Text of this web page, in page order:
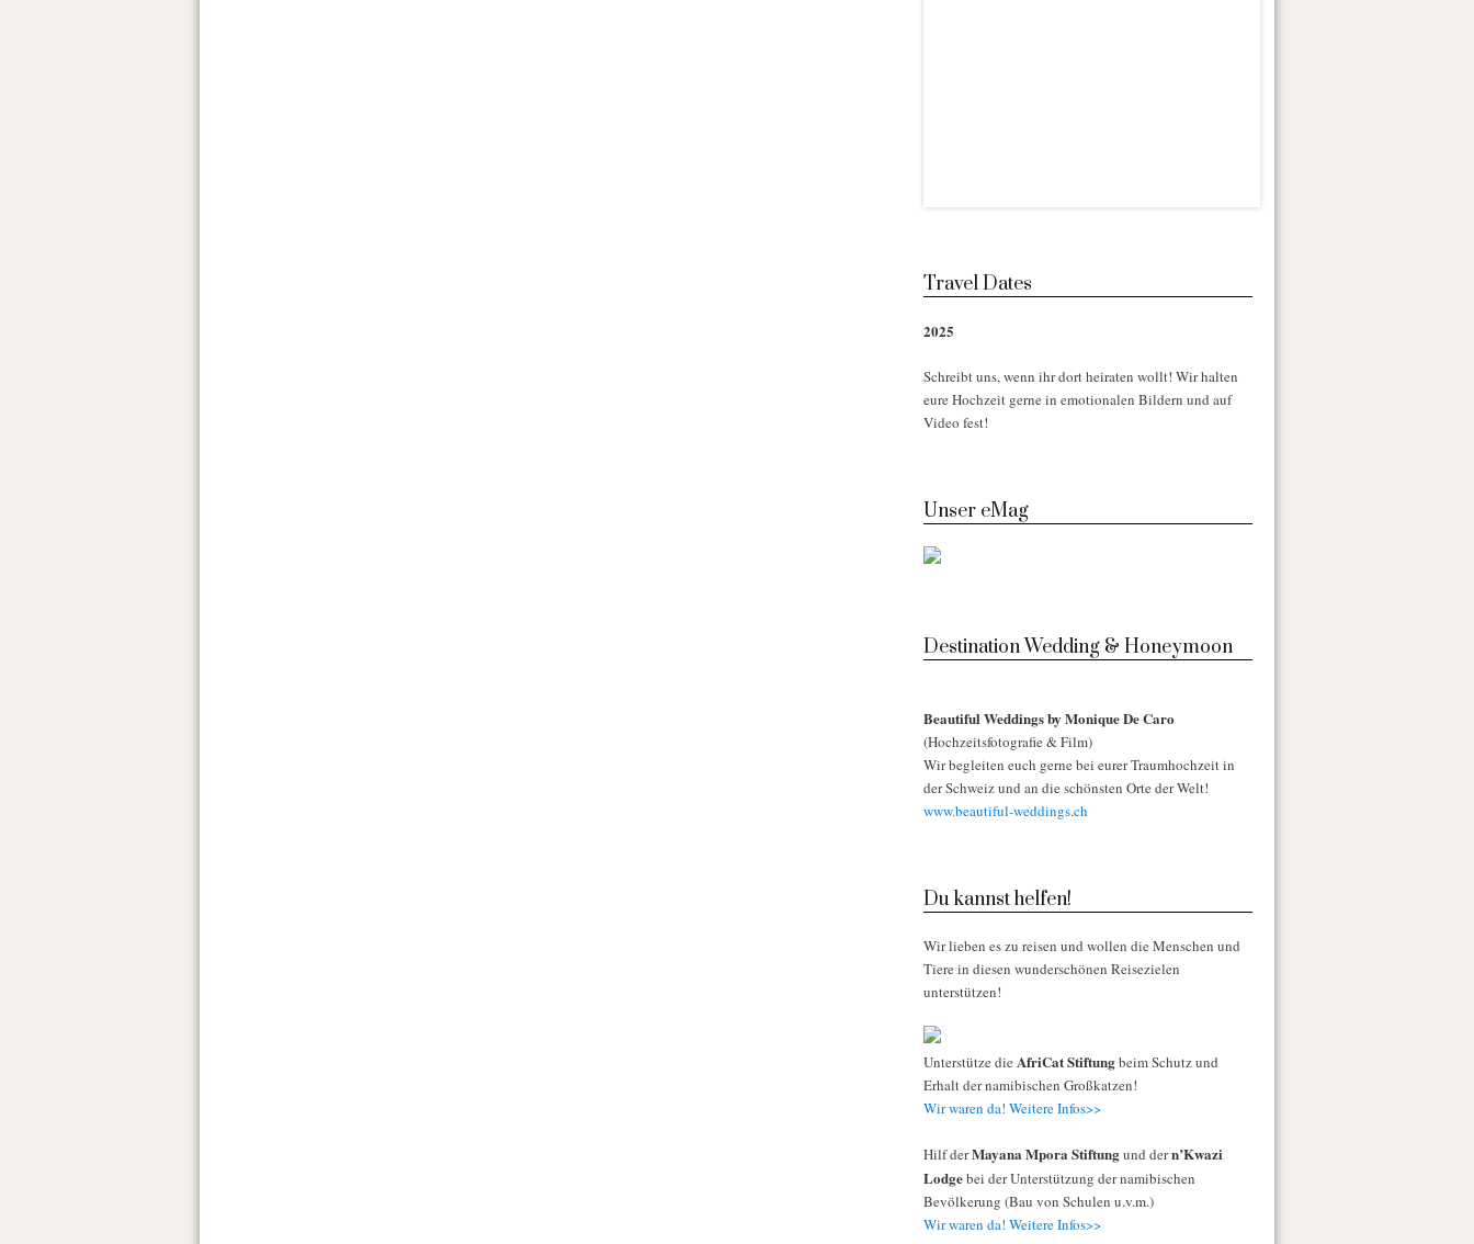
Travel Dates
2025
Schreibt uns, wenn ihr dort heiraten wollt! Wir halten
eure Hochzeit gerne in emotionalen Bildern und auf
Video fest!
Unser eMag
Destination Wedding & Honeymoon
Beautiful Weddings by Monique De Caro
(Hochzeitsfotografie & Film)
Wir begleiten euch gerne bei eurer Traumhochzeit in
der Schweiz und an die schönsten Orte der Welt!
www.beautiful-weddings.ch
Du kannst helfen!
Wir lieben es zu reisen und wollen die Menschen und
Tiere in diesen wunderschönen Reisezielen
unterstützen!
Unterstütze die AfriCat Stiftungbeim Schutz und
Erhalt der namibischen Großkatzen!
Wir waren da! Weitere Infos>>
Hilf derMayana Mpora Stiftungund dern’Kwazi
Lodgebei der Unterstützung der namibischen
Bevölkerung (Bau von Schulen u.v.m.)
Wir waren da! Weitere Infos>>